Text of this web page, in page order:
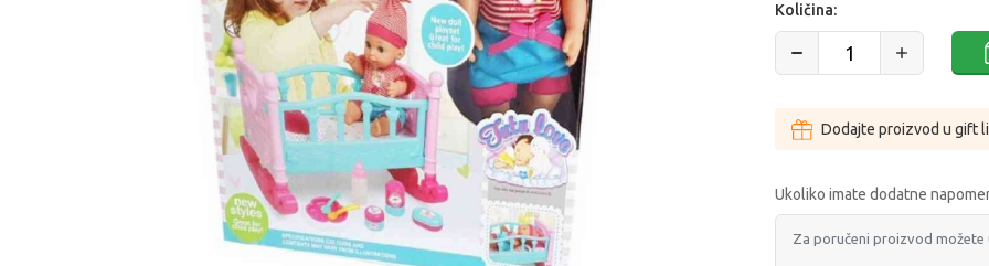
Količina:
Dodajte proizvod u gift
Ukoliko imate dodatne